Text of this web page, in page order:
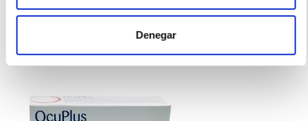
Denegar
- + Añadir